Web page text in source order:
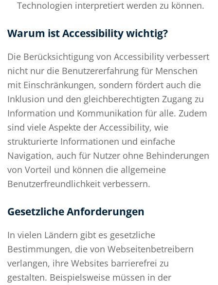
Technologien interpretiert werden zu können.
Warum ist Accessibility wichtig?
Die Berücksichtigung von Accessibility verbessert
nicht nur die Benutzererfahrung für Menschen
mit Einschränkungen, sondern fördert auch die
Inklusion und den gleichberechtigten Zugang zu
Information und Kommunikation für alle. Zudem
sind viele Aspekte der Accessibility, wie
strukturierte Informationen und einfache
Navigation, auch für Nutzer ohne Behinderungen
von Vorteil und können die allgemeine
Benutzerfreundlichkeit verbessern.
Gesetzliche Anforderungen
In vielen Ländern gibt es gesetzliche
Bestimmungen, die von Webseitenbetreibern
verlangen, ihre Websites barrierefrei zu
gestalten. Beispielsweise müssen in der